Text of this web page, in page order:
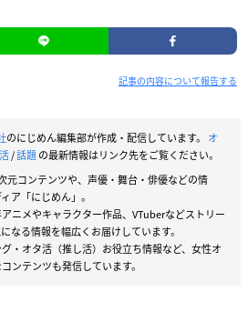
記事の内容について報告する
のにじめん編集部が作成・配信しています。 オ
/話題の最新情報はリンク先をご覧ください。
元コンテンツや、声優・舞台・俳優などの情
ア「にじめん」。
ニメやキャラクター作品、VTuberなどストリー
なる情報を幅広くお届けしています。
・オタ活（推し活）お役立ち情報など、女性オ
ンテンツも発信しています。